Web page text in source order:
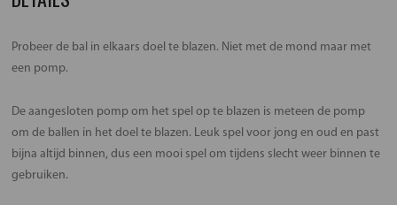
Probeer de bal in elkaars doel te blazen. Niet met de mond maar met
een pomp.
De aangesloten pomp om het spel op te blazen is meteen de pomp
om de ballen in het doel te blazen. Leuk spel voor jong en oud en past
bijna altijd binnen, dus een mooi spel om tijdens slecht weer binnen te
gebruiken.